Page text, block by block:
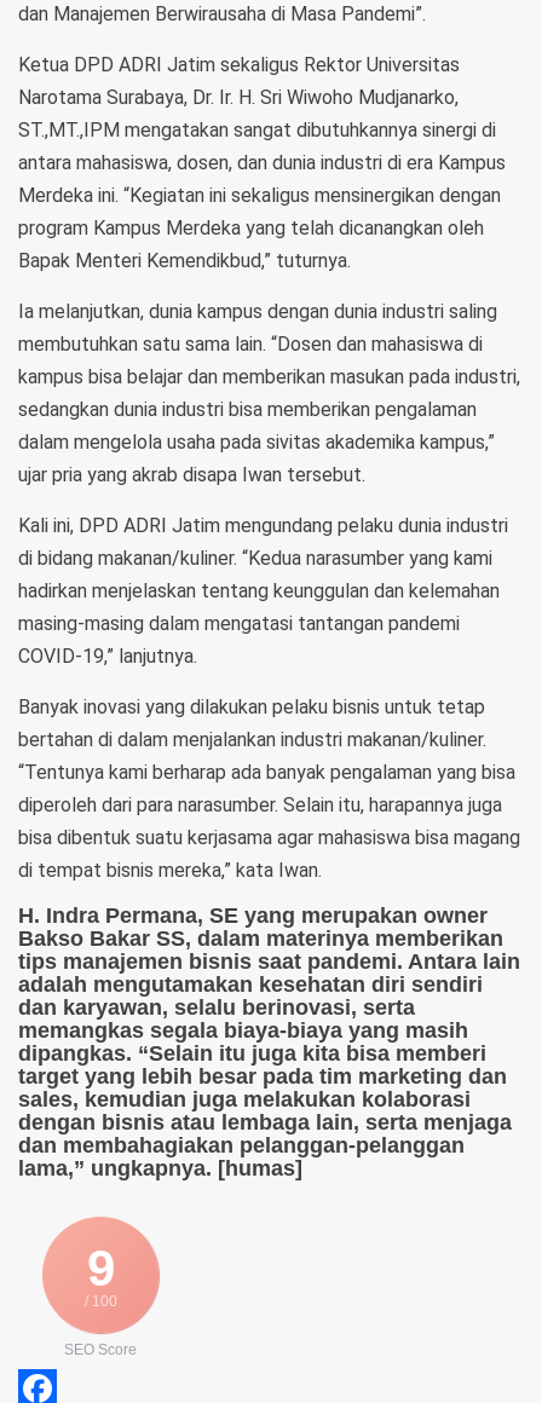
dan Manajemen Berwirausaha di Masa Pandemi”.
Ketua DPD ADRI Jatim sekaligus Rektor Universitas
Narotama Surabaya, Dr. Ir. H. Sri Wiwoho Mudjanarko,
ST.,MT.,IPM mengatakan sangat dibutuhkannya sinergi di
antara mahasiswa, dosen, dan dunia industri di era Kampus
Merdeka ini. “Kegiatan ini sekaligus mensinergikan dengan
program Kampus Merdeka yang telah dicanangkan oleh
Bapak Menteri Kemendikbud,” tuturnya.
Ia melanjutkan, dunia kampus dengan dunia industri saling
membutuhkan satu sama lain. “Dosen dan mahasiswa di
kampus bisa belajar dan memberikan masukan pada industri,
sedangkan dunia industri bisa memberikan pengalaman
dalam mengelola usaha pada sivitas akademika kampus,”
ujar pria yang akrab disapa Iwan tersebut.
Kali ini, DPD ADRI Jatim mengundang pelaku dunia industri
di bidang makanan/kuliner. “Kedua narasumber yang kami
hadirkan menjelaskan tentang keunggulan dan kelemahan
masing-masing dalam mengatasi tantangan pandemi
COVID-19,” lanjutnya.
Banyak inovasi yang dilakukan pelaku bisnis untuk tetap
bertahan di dalam menjalankan industri makanan/kuliner.
“Tentunya kami berharap ada banyak pengalaman yang bisa
diperoleh dari para narasumber. Selain itu, harapannya juga
bisa dibentuk suatu kerjasama agar mahasiswa bisa magang
di tempat bisnis mereka,” kata Iwan.
H. Indra Permana, SE yang merupakan owner
Bakso Bakar SS, dalam materinya memberikan
tips manajemen bisnis saat pandemi. Antara lain
adalah mengutamakan kesehatan diri sendiri
dan karyawan, selalu berinovasi, serta
memangkas segala biaya-biaya yang masih
dipangkas. “Selain itu juga kita bisa memberi
target yang lebih besar pada tim marketing dan
sales, kemudian juga melakukan kolaborasi
dengan bisnis atau lembaga lain, serta menjaga
dan membahagiakan pelanggan-pelanggan
lama,” ungkapnya. [humas]
9
/ 100
SEO Score